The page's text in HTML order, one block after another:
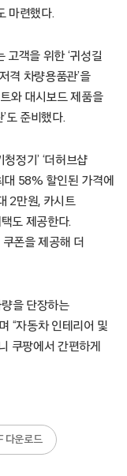
마련했다.
고객을 위한 ‘귀성길
격 차량용품관’을
와 대시보드 제품을
도 준비했다.
정기’ ‘더허브샵
대 58% 할인된 가격에
2만원, 카시트
도 제공한다.
폰을 제공해 더
을 단장하는
“자동차 인테리어 및
쿠팡에서 간편하게
다운로드